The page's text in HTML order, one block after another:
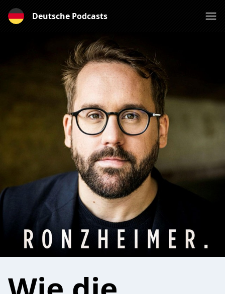
Deutsche Podcasts